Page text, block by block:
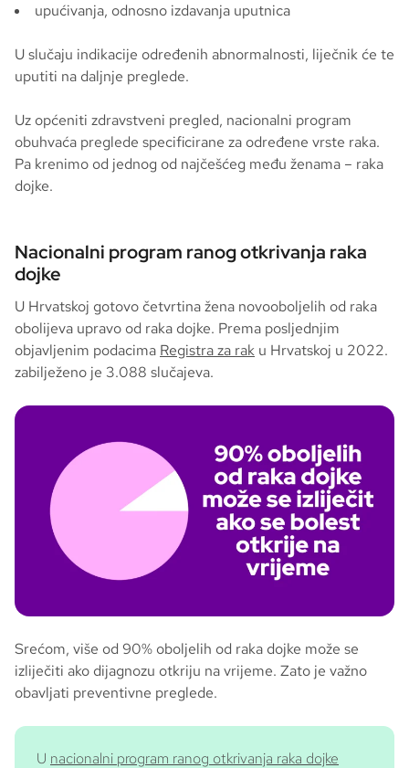
upućivanja, odnosno izdavanja uputnica
U slučaju indikacije određenih abnormalnosti, liječnik će te
uputiti na daljnje preglede.
Uz općeniti zdravstveni pregled, nacionalni program
obuhvaća preglede specificirane za određene vrste raka.
Pa krenimo od jednog od najčešćeg među ženama – raka
dojke.
Nacionalni program ranog otkrivanja raka
dojke
U Hrvatskoj gotovo četvrtina žena novooboljelih od raka
obolijeva upravo od raka dojke. Prema posljednjim
objavljenim podacima Registra za rak u Hrvatskoj u 2022.
zabilježeno je 3.088 slučajeva.
Srećom, više od 90% oboljelih od raka dojke može se
izliječiti ako dijagnozu otkriju na vrijeme. Zato je važno
obavljati preventivne preglede.
U nacionalni program ranog otkrivanja raka dojke